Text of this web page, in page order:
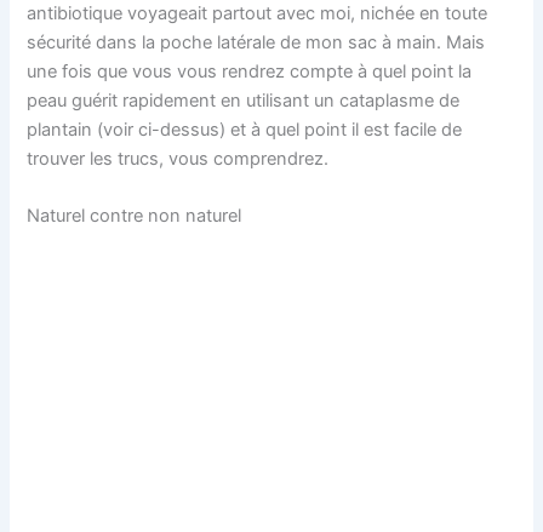
antibiotique voyageait partout avec moi, nichée en toute
sécurité dans la poche latérale de mon sac à main. Mais
une fois que vous vous rendrez compte à quel point la
peau guérit rapidement en utilisant un cataplasme de
plantain (voir ci-dessus) et à quel point il est facile de
trouver les trucs, vous comprendrez.
Naturel contre non naturel